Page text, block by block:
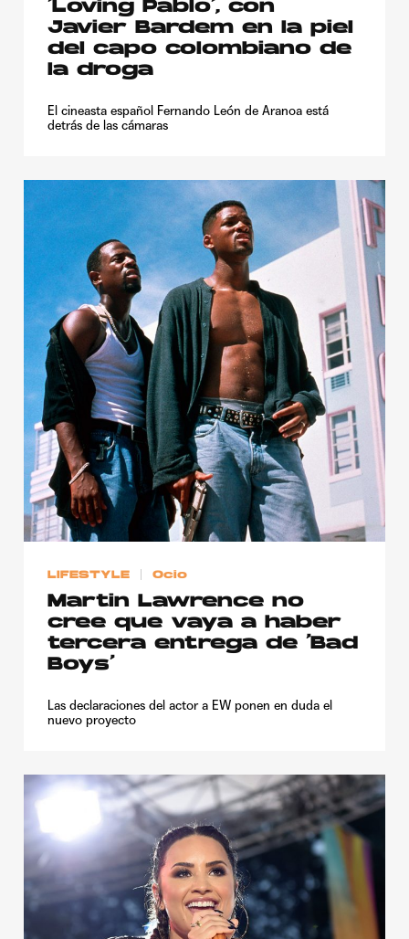
‘Loving Pablo’, con
Javier Bardem en la piel
del capo colombiano de
la droga
El cineasta español Fernando León de Aranoa está
detrás de las cámaras
LIFESTYLE Ocio
Martin Lawrence no
cree que vaya a haber
tercera entrega de ‘Bad
Boys’
Las declaraciones del actor a EW ponen en duda el
nuevo proyecto